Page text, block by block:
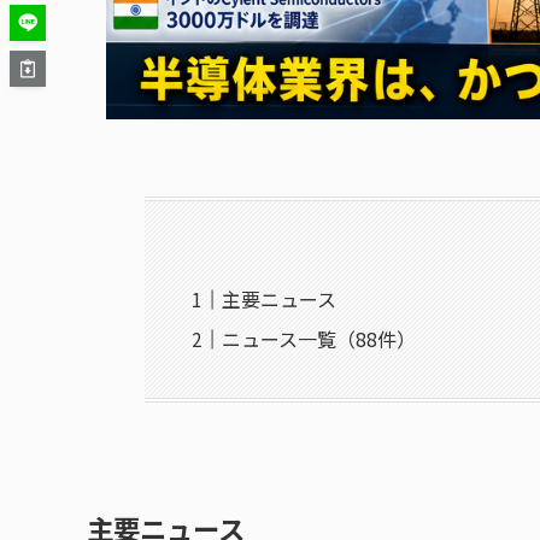
主要ニュース
ニュース一覧（88件）
主要ニュース